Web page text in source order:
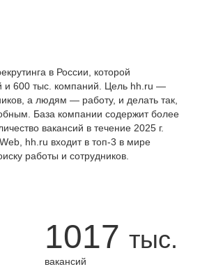
в России, которой
и 600 тыс. компаний. Цель hh.ru —
а людям — работу, и делать так,
База компании содержит более
вакансий в течение 2025 г.
hh.ru входит в топ-3 в мире
работы и сотрудников.
1017 тыс.
вакансий